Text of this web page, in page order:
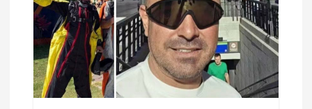
d
e
e